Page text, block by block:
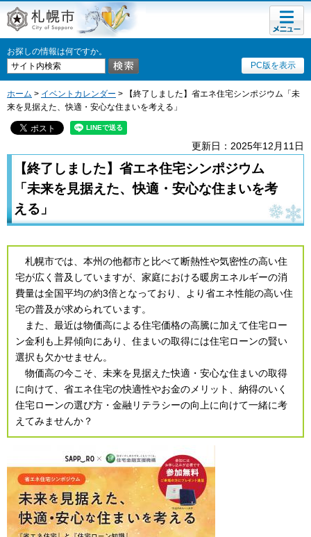
札幌市
お探しの情報は何ですか。
PC版を表示
メニュ
ー
ホーム > イベントカレンダー > 【終了しました】省エネ住宅シンポジウム「未
来を見据えた、快適・安心な住まいを考える」
更新日：2025年12月11日
【終了しました】省エネ住宅シンポジウム
「未来を見据えた、快適・安心な住まいを考
える」
札幌市では、本州の他都市と比べて断熱性や気密性の高い住
宅が広く普及していますが、家庭における暖房エネルギーの消
費量は全国平均の約3倍となっており、より省エネ性能の高い住
宅の普及が求められています。
また、最近は物価高による住宅価格の高騰に加えて住宅ロー
ン金利も上昇傾向にあり、住まいの取得には住宅ローンの賢い
選択も欠かせません。
物価高の今こそ、未来を見据えた快適・安心な住まいの取得
に向けて、省エネ住宅の快適性やお金のメリット、納得のいく
住宅ローンの選び方・金融リテラシーの向上に向けて一緒に考
えてみませんか？